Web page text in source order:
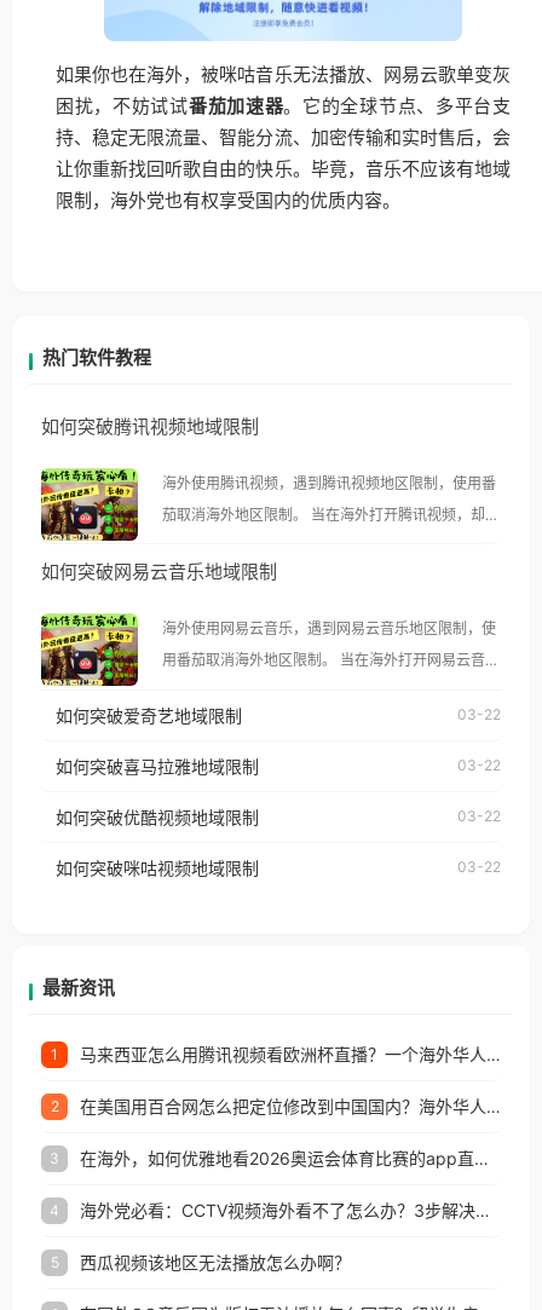
如果你也在海外，被咪咕音乐无法播放、网易云歌单变灰
困扰，不妨试试番茄加速器。它的全球节点、多平台支
持、稳定无限流量、智能分流、加密传输和实时售后，会
让你重新找回听歌自由的快乐。毕竟，音乐不应该有地域
限制，海外党也有权享受国内的优质内容。
热门软件教程
如何突破腾讯视频地域限制
海外使用腾讯视频，遇到腾讯视频地区限制，使用番
茄取消海外地区限制。 当在海外打开腾讯视频，却突
示语。 海外用户如香港、澳门、台湾、美国、加拿
像其他音乐平台一样，出现地区及版权限制问题，且
仅能在中国大陆地区播放。 遇到这个问题的朋友们，
台湾、美国、加拿大、澳大利亚、欧洲等国家和地区
权限制所困扰。
如何突破网易云音乐地域限制
海外使用网易云音乐，遇到网易云音乐地区限制，使
用番茄取消海外地区限制。 当在海外打开网易云音
播放”的提示语。 海外用户如香港、澳门、台湾、美
制问题，且仅能在中国大陆地区播放。 遇到这个问题
户收听网易云音乐地区版权限制」的问题，无论人在
如何突破爱奇艺地域限制 03-22
如何突破喜马拉雅地域限制 03-22
如何突破优酷视频地域限制 03-22
如何突破咪咕视频地域限制 03-22
最新资讯
1 马来西亚怎么用腾讯视频看欧洲杯直播？一个海外华人的真实困扰与破解
2 在美国用百合网怎么把定位修改到中国国内？海外华人必备的回国加速指南
3 在海外，如何优雅地看2026奥运会体育比赛的app直播？
4 海外党必看：CCTV视频海外看不了怎么办？3步解决地区限制+追剧自由
5 西瓜视频该地区无法播放怎么办啊？